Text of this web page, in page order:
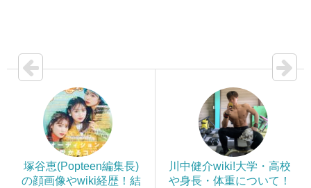
塚谷恵(Popteen編集長)
の顔画像やwiki経歴！結
川中健介wiki!大学・高校
や身長・体重について！